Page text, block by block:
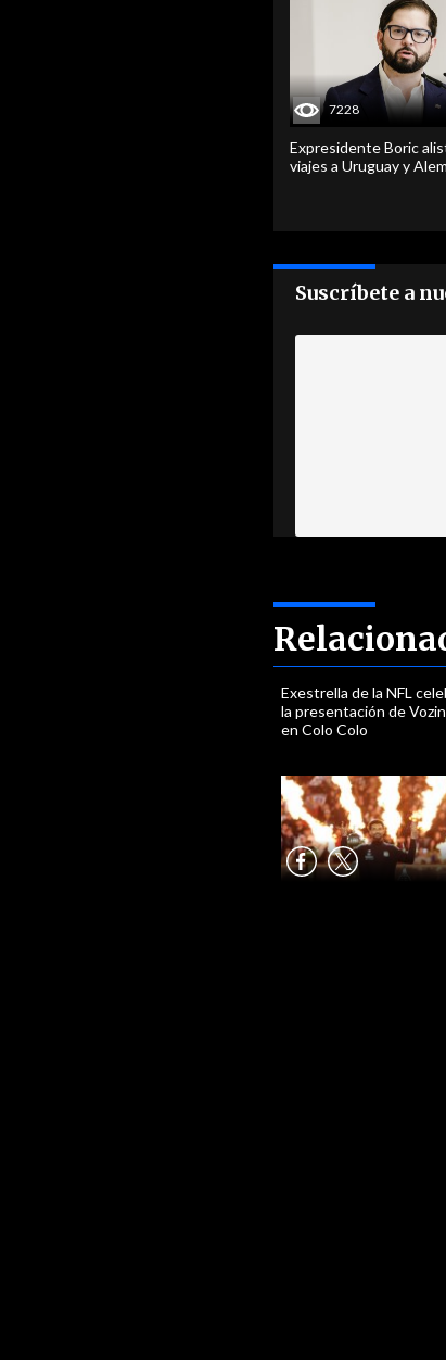
7228
Expresidente Boric
viajes a Uruguay y
Suscríbete a
Exestrella de la NFL
la presentación de
en Colo Colo